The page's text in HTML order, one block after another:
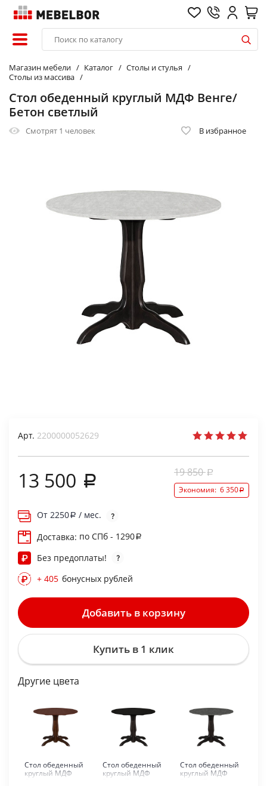
Магазин мебели Каталог
Столы и стулья
Столы из массива
Стол обеденный круглый МДФ Венге/
Бетон светлый
Смотрят 1 человек В избранное
Арт. 2200000052629
13 500 19 850
Экономия: 6 350
От 2250
/ мес.
Доставка: по СПб - 1290
Без предоплаты!
+ 405 бонусных рублей
Добавить в корзину
Купить в 1 клик
Другие цвета
Стол обеденный
круглый МДФ
Стол обеденный
круглый МДФ
Стол обеденный
круглый МДФ